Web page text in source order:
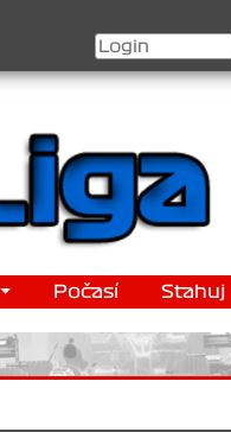
, 3. Jakub Chmelík ,
Počasí Stahuj